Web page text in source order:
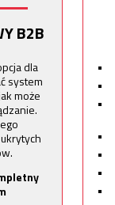
dla
system
może
B2B